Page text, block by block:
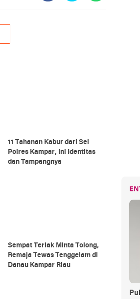
11 Tahanan Kabur dari Sel
Polres Kampar, Ini Identitas
dan Tampangnya
Sempat Teriak Minta Tolong,
Remaja Tewas Tenggelam di
Danau Kampar Riau